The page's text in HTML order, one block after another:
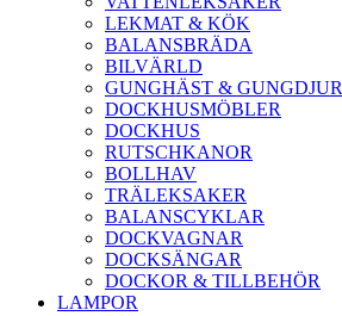
LEKMAT & KÖK
BALANSBRÄDA
BILVÄRLD
GUNGHÄST & GUNGDJUR
DOCKHUSMÖBLER
DOCKHUS
RUTSCHKANOR
BOLLHAV
TRÄLEKSAKER
BALANSCYKLAR
DOCKVAGNAR
DOCKSÄNGAR
DOCKOR & TILLBEHÖR
LAMPOR